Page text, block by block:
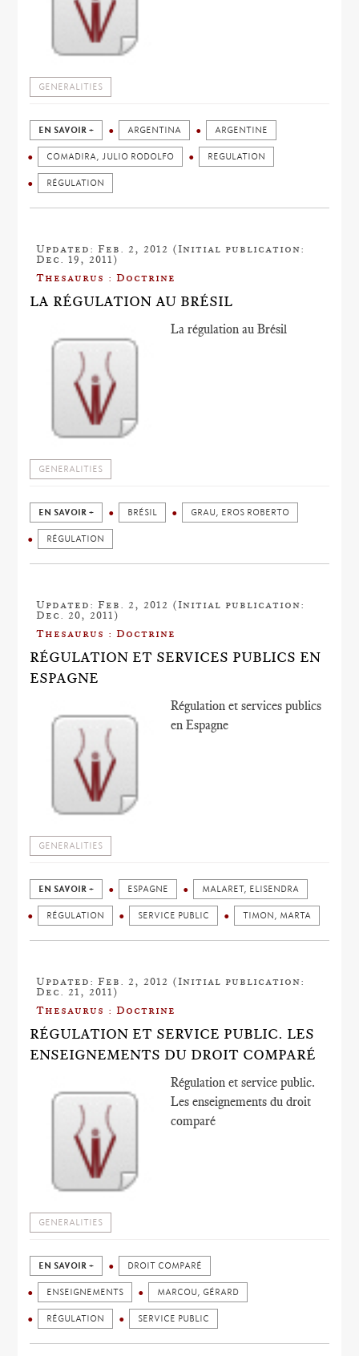
GENERALITIES
EN SAVOIR + ARGENTINA ARGENTINE
COMADIRA, JULIO RODOLFO REGULATION
RÉGULATION
Updated: Feb. 2, 2012 (Initial publication:
Dec. 19, 2011)
Thesaurus : Doctrine
LA RÉGULATION AU BRÉSIL
La régulation au Brésil
GENERALITIES
EN SAVOIR + BRÉSIL GRAU, EROS ROBERTO
RÉGULATION
Updated: Feb. 2, 2012 (Initial publication:
Dec. 20, 2011)
Thesaurus : Doctrine
RÉGULATION ET SERVICES PUBLICS EN
ESPAGNE
Régulation et services publics
en Espagne
GENERALITIES
EN SAVOIR + ESPAGNE MALARET, ELISENDRA
RÉGULATION SERVICE PUBLIC TIMON, MARTA
Updated: Feb. 2, 2012 (Initial publication:
Dec. 21, 2011)
Thesaurus : Doctrine
RÉGULATION ET SERVICE PUBLIC. LES
ENSEIGNEMENTS DU DROIT COMPARÉ
Régulation et service public.
Les enseignements du droit
comparé
GENERALITIES
EN SAVOIR + DROIT COMPARÉ
ENSEIGNEMENTS MARCOU, GÉRARD
RÉGULATION SERVICE PUBLIC